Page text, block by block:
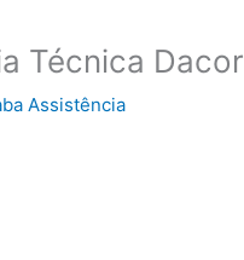
Técnica Dacor
Assistência